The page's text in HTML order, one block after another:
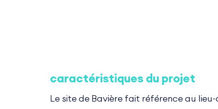
caractéristiques du projet
Le site de Bavière fait référence au